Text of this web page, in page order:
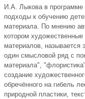
И.А. Лыкова в
подходы к обучению
материала. По мнению
котором
материалов, называется
один смысловой ряд с
материала",
создание
обречённого на гибель
природной пластики,